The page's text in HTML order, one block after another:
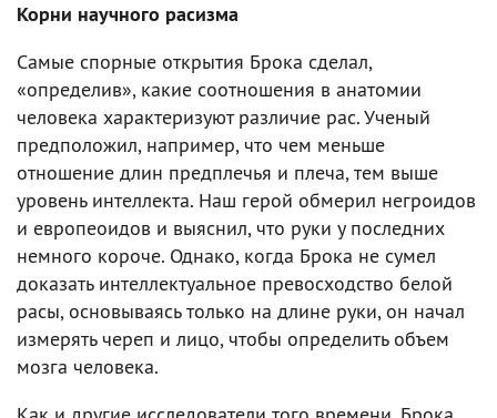
Корни научного расизма
Самые спорные открытия Брока сделал,
«определив», какие соотношения в анатомии
человека характеризуют различие рас. Ученый
предположил, например, что чем меньше
отношение длин предплечья и плеча, тем выше
уровень интеллекта. Наш герой обмерил негроидов
и европеоидов и выяснил, что руки у последних
немного короче. Однако, когда Брока не сумел
доказать интеллектуальное превосходство белой
расы, основываясь только на длине руки, он начал
измерять череп и лицо, чтобы определить объем
мозга человека.